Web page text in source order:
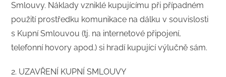
Smlouvy. Náklady vzniklé kupujícímu při případném
použití prostředku komunikace na dálku v souvislosti
s Kupní Smlouvou (tj. na internetové připojení,
telefonní hovory apod.) si hradí kupující výlučně sám.​
2. UZAVŘENÍ KUPNÍ SMLOUVY